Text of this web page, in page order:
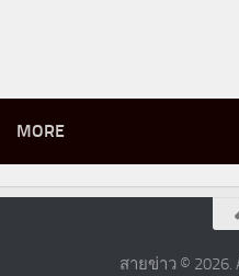
MORE
สายข่าว © 2026.